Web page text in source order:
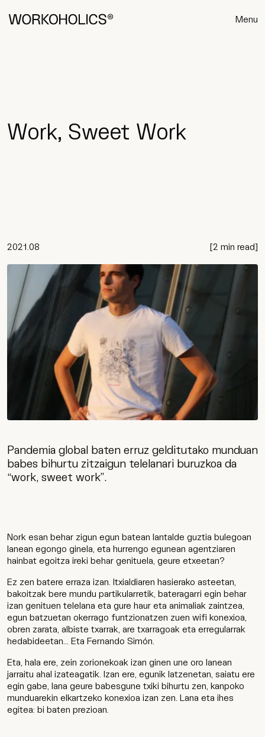
Menu
Work, Sweet Work
2021.08 [2 min read]
Pandemia global baten erruz gelditutako munduan
babes bihurtu zitzaigun telelanari buruzkoa da
“work, sweet work”.
Nork esan behar zigun egun batean lantalde guztia bulegoan
lanean egongo ginela, eta hurrengo egunean agentziaren
hainbat egoitza ireki behar genituela, geure etxeetan?
Ez zen batere erraza izan. Itxialdiaren hasierako asteetan,
bakoitzak bere mundu partikularretik, bateragarri egin behar
izan genituen telelana eta gure haur eta animaliak zaintzea,
egun batzuetan okerrago funtzionatzen zuen wifi konexioa,
obren zarata, albiste txarrak, are txarragoak eta erregularrak
hedabideetan... Eta Fernando Simón.
Eta, hala ere, zein zorionekoak izan ginen une oro lanean
jarraitu ahal izateagatik. Izan ere, egunik latzenetan, saiatu ere
egin gabe, lana geure babesgune txiki bihurtu zen, kanpoko
munduarekin elkartzeko konexioa izan zen. Lana eta ihes
egitea: bi baten prezioan.